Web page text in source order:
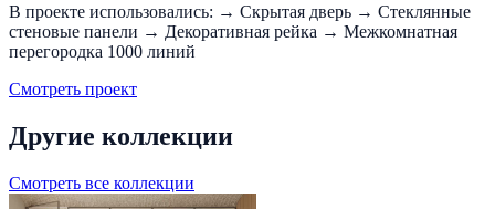
В проекте использовались: → Скрытая дверь → Стеклянные
стеновые панели → Декоративная рейка → Межкомнатная
перегородка 1000 линий
Смотреть проект
Другие коллекции
Смотреть все коллекции